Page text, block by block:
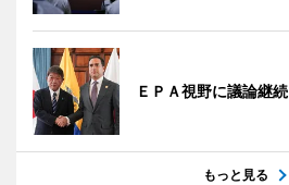
ＥＰＡ視野に議論継続
もっと見る